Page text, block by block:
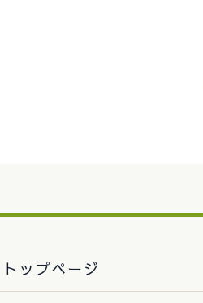
トップページ